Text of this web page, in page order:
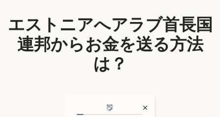
エストニアへアラブ首長国
連邦からお金を送る方法
は？